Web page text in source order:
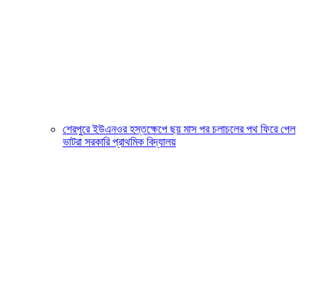
শেরপুরে ইউএনওর হস্তক্ষেপে ছয় মাস পর চলাচলের পথ ফিরে পেল
ভাটরা সরকারি প্রাথমিক বিদ্যালয়